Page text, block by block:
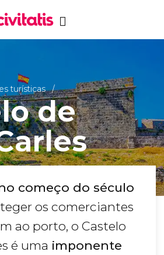
turísticas
de
começo do século
os comerciantes
ao porto, o Castelo
é uma imponente